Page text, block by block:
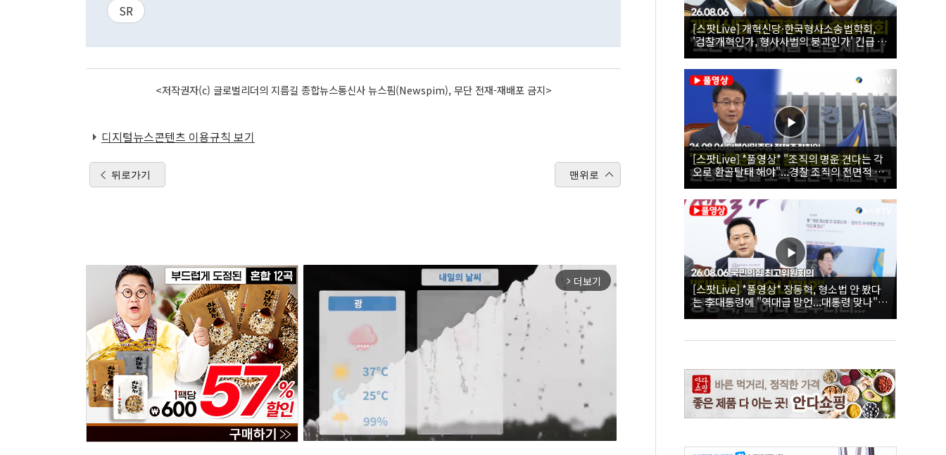
SR
<저작권자(c) 글로벌리더의 지름길 종합뉴스통신사 뉴스핌(Newspim), 무단 전재-재배포 금지>
디지털뉴스콘텐츠 이용규칙 보기
뒤로가기 맨위로
arrow_forward_ios 더보기
[스팟Live] 개혁신당·한국형사소송법학회,
'검찰개혁인가, 형사사법의 붕괴인가' 긴급 세
미나｜26.08.06
[스팟Live] *풀영상* "조직의 명운 건다는 각
오로 환골탈태 해야"...경찰 조직의 전면적 쇄
신 촉구한 한병도 | 26.08.06 더불어민주당 정
책조정회의
[스팟Live] *풀영상* 장동혁, 형소법 안 봤다
는 李대통령에 "역대급 망언...대통령 맞나"｜
26.08.06 국민의힘 최고위원회의